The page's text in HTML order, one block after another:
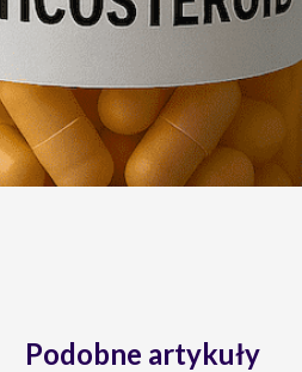
Podobne artykuły